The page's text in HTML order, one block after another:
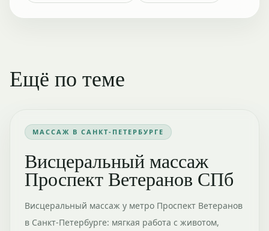
Ещё по теме
МАССАЖ В САНКТ-ПЕТЕРБУРГЕ
Висцеральный массаж
Проспект Ветеранов СПб
Висцеральный массаж у метро Проспект Ветеранов
в Санкт-Петербурге: мягкая работа с животом,